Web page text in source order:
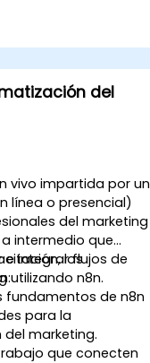
nodos
un entorno
nodos
su uso en
del
vivo impartida por un
línea o presencial)
del marketing
intermedio que
integrar flujos de
utilizando n8n.
los
fundamentos de n8n
para la
marketing.
que conecten